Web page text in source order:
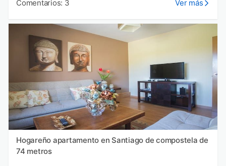
Comentarios: 3
Ver más
Hogareño apartamento en Santiago de compostela de
74 metros